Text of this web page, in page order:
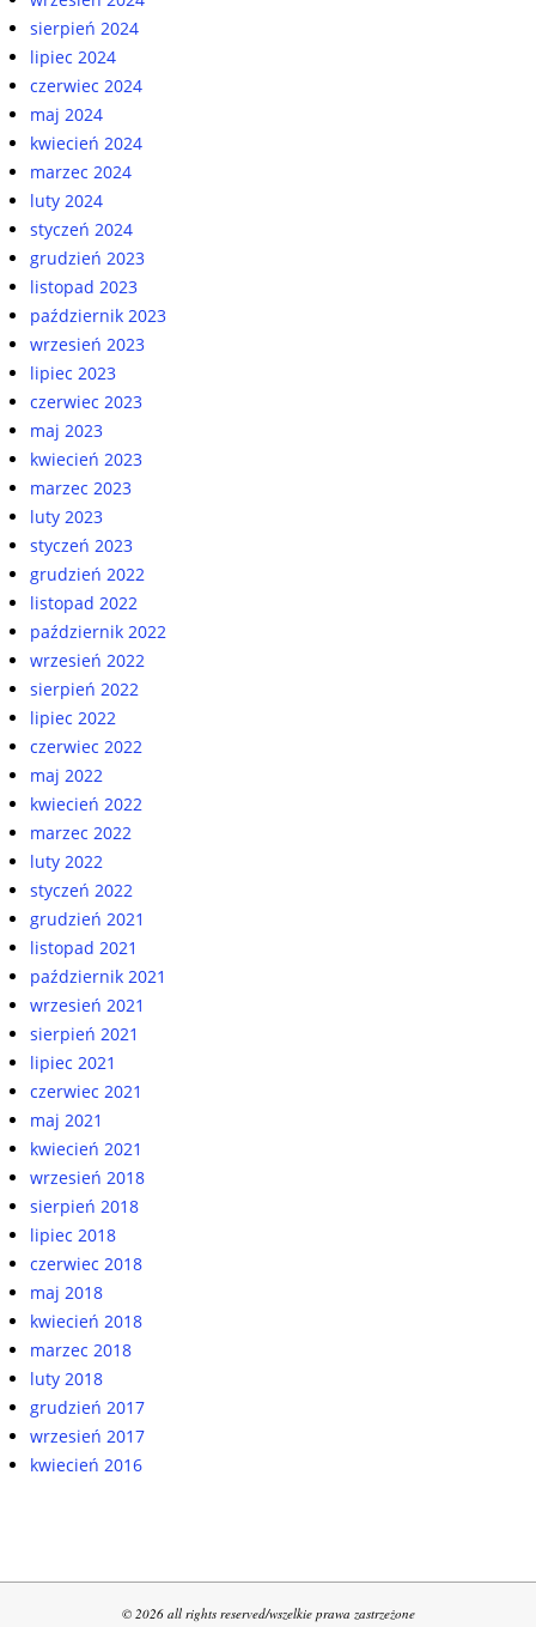
sierpień 2024
lipiec 2024
czerwiec 2024
maj 2024
kwiecień 2024
marzec 2024
luty 2024
styczeń 2024
grudzień 2023
listopad 2023
październik 2023
wrzesień 2023
lipiec 2023
czerwiec 2023
maj 2023
kwiecień 2023
marzec 2023
luty 2023
styczeń 2023
grudzień 2022
listopad 2022
październik 2022
wrzesień 2022
sierpień 2022
lipiec 2022
czerwiec 2022
maj 2022
kwiecień 2022
marzec 2022
luty 2022
styczeń 2022
grudzień 2021
listopad 2021
październik 2021
wrzesień 2021
sierpień 2021
lipiec 2021
czerwiec 2021
maj 2021
kwiecień 2021
wrzesień 2018
sierpień 2018
lipiec 2018
czerwiec 2018
maj 2018
kwiecień 2018
marzec 2018
luty 2018
grudzień 2017
wrzesień 2017
kwiecień 2016
© 2026 all rights reserved/wszelkie prawa zastrzeżone